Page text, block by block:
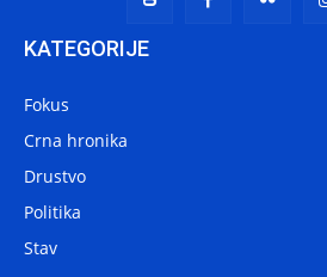
KATEGORIJE
Fokus
Crna hronika
Drustvo
Politika
Stav